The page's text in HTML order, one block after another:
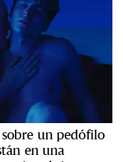
un pedófilo
en una